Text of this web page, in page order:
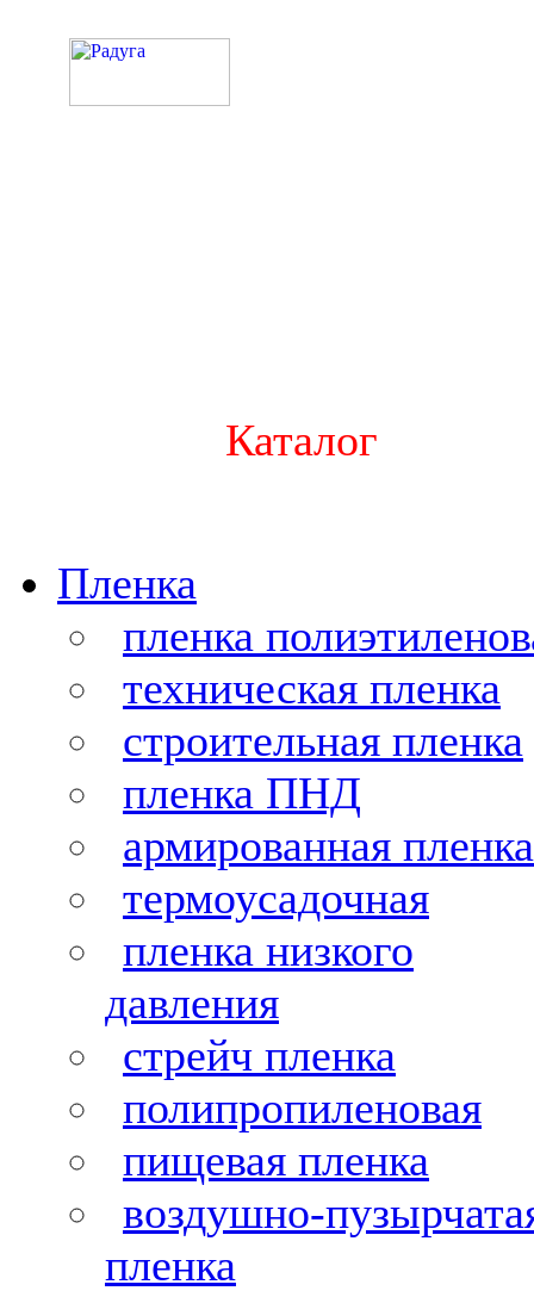
Каталог
Пленка
пленка
техническая пленка
строительная пленка
пленка ПНД
армированная пленка
термоусадочная
пленка низкого
давления
стрейч пленка
полипропиленовая
пищевая пленка
воздушно-
пленка